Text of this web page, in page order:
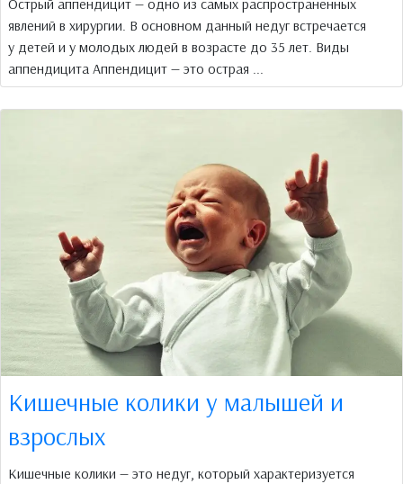
Острый аппендицит — одно из самых распространенных
явлений в хирургии. В основном данный недуг встречается
у детей и у молодых людей в возрасте до 35 лет. Виды
аппендицита Аппендицит — это острая ...
Кишечные колики у малышей и
взрослых
Кишечные колики — это недуг, который характеризуется